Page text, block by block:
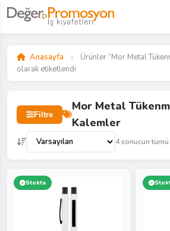
Anasayfa
Ürünler “Mor Metal
olarak etiketlendi
Filtre
Mor Metal
Kalemler
4 sonucun
Stokta